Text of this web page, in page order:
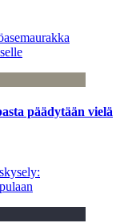
päädytään vielä